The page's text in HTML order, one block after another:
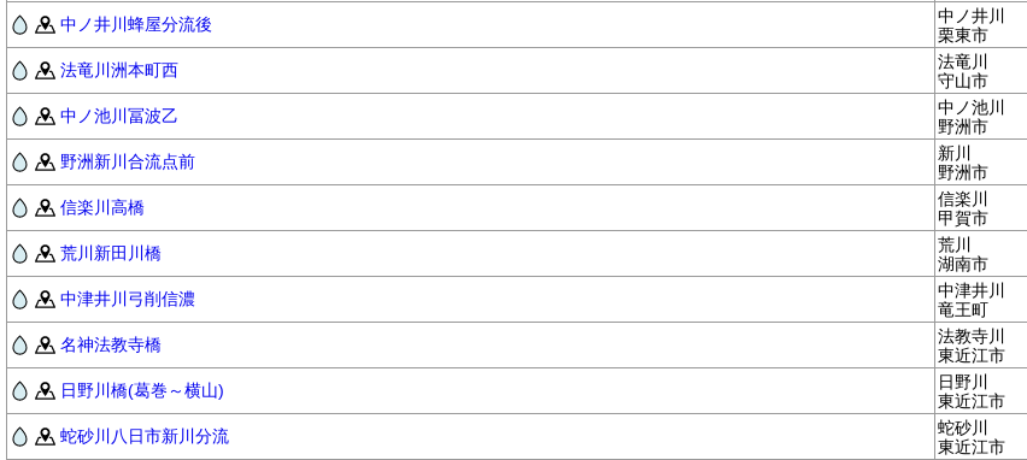
中ノ井川蜂屋分流後
中ノ井川
栗東市
法竜川洲本町西
法竜川
守山市
中ノ池川冨波乙
中ノ池川
野洲市
野洲新川合流点前
新川
野洲市
信楽川高橋
信楽川
甲賀市
荒川新田川橋
荒川
湖南市
中津井川弓削信濃
中津井川
竜王町
名神法教寺橋
法教寺川
東近江市
日野川橋(葛巻～横山)
日野川
東近江市
蛇砂川八日市新川分流
蛇砂川
東近江市